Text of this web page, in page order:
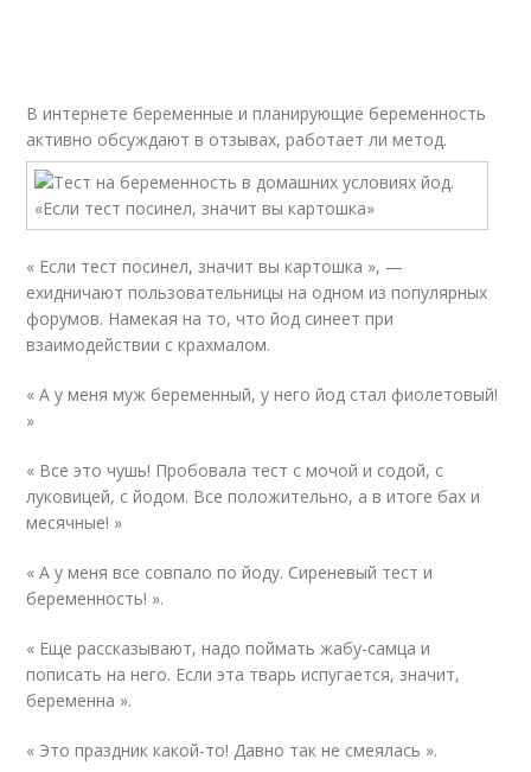
В интернете беременные и планирующие беременность
активно обсуждают в отзывах, работает ли метод.
« Если тест посинел, значит вы картошка », —
ехидничают пользовательницы на одном из популярных
форумов. Намекая на то, что йод синеет при
взаимодействии с крахмалом.
« А у меня муж беременный, у него йод стал фиолетовый!
»
« Все это чушь! Пробовала тест с мочой и содой, с
луковицей, с йодом. Все положительно, а в итоге бах и
месячные! »
« А у меня все совпало по йоду. Сиреневый тест и
беременность! ».
« Еще рассказывают, надо поймать жабу-самца и
пописать на него. Если эта тварь испугается, значит,
беременна ».
« Это праздник какой-то! Давно так не смеялась ».